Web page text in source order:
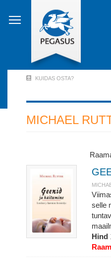
edasi
põhisisu
Account
Menu
KUIDAS OSTA?
MICHAEL
selle
Hind